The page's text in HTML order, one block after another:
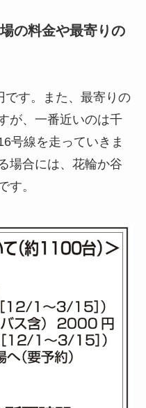
の料金や最寄りの
です。また、最寄りの
が、一番近いのは千
号線を走っていきま
場合には、花輪か谷
す。